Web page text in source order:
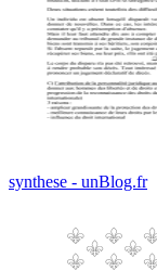
synthese - unBlog.fr